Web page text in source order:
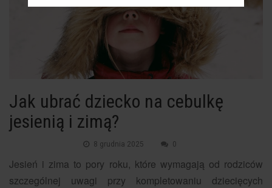
Jak ubrać dziecko na cebulkę
jesienią i zimą?
8 grudnia 2025 0
Jesień i zima to pory roku, które wymagają od rodziców
szczególnej uwagi przy kompletowaniu dziecięcych